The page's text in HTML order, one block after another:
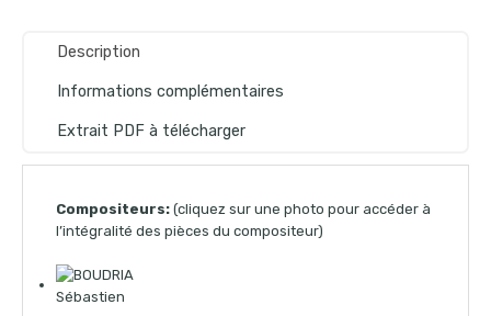
Description
Informations complémentaires
Extrait PDF à télécharger
Compositeurs: (cliquez sur une photo pour accéder à
l’intégralité des pièces du compositeur)